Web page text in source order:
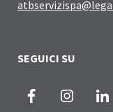
SEGUICI SU
Facebook